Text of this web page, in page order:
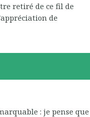
retiré de ce fil de
de
: je pense que